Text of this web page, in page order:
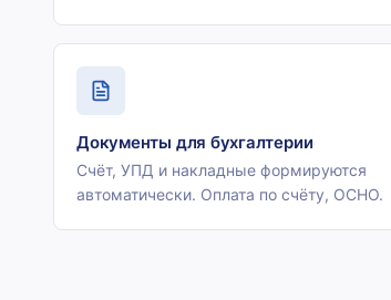
Документы для бухгалтерии
Счёт, УПД и накладные формируются
автоматически. Оплата по счёту, ОСНО.